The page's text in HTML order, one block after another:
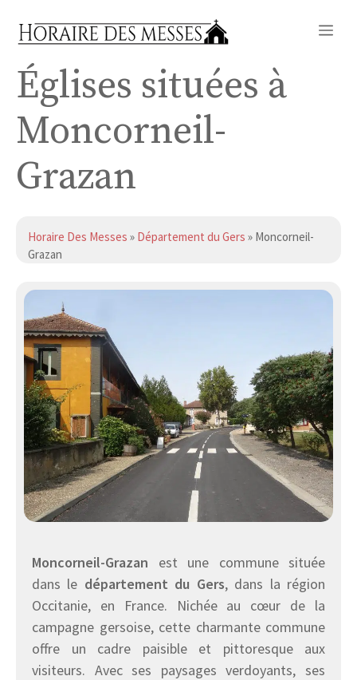
Églises situées à
Moncorneil-
Grazan
Horaire Des Messes » Département du Gers » Moncorneil-
Grazan
Moncorneil-Grazan est une commune située
dans le département du Gers, dans la région
Occitanie, en France. Nichée au cœur de la
campagne gersoise, cette charmante commune
offre un cadre paisible et pittoresque aux
visiteurs. Avec ses paysages verdoyants, ses